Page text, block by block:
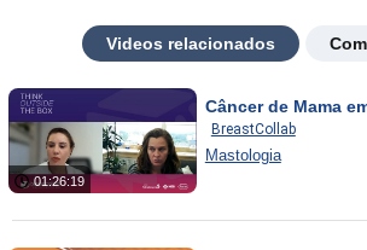
Videos relacionados
01:26:19
Câncer de Mama
BreastCollab
Mastologia